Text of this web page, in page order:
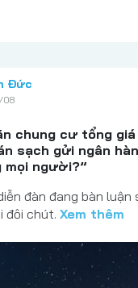
Đức
08
chung cư tổng
sạch gửi ngân
mọi người?”
đàn đang bàn luận
đôi chút. Xem thêm